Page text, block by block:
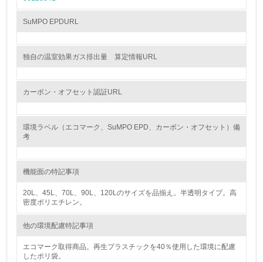
自社に関係する主要な環境法規制を把握し、順守している
レベル2
境対策を理解し、実践している
7.
第三者認証を取得している
SuMPO EPDURL
独自の温室効果ガス排出量 算定情報URL
カーボン・オフセット認証URL
環境ラベル（エコマーク、SuMPO EPD、カーボン・オフセット）備
考
機能面の特記事項
20L、45L、70L、90L、120Lのサイズを品揃え。半透明タイプ。高
密度ポリエチレン。
他の環境配慮特記事項
エコマーク取得商品。再生プラスチックを40％使用した環境に配慮
したポリ袋。